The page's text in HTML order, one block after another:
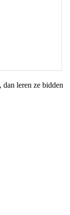
dan leren ze bidden